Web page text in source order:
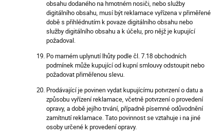
obsahu dodaného na hmotném nosiči, nebo služby
digitálního obsahu, musí být reklamace vyřízena v přiměřené
době s přihlédnutím k povaze digitálního obsahu nebo
služby digitálního obsahu a k účelu, pro nějž je kupující
požadoval.
Po marném uplynutí lhůty podle čl. 7.18 obchodních
podmínek může kupující od kupní smlouvy odstoupit nebo
požadovat přiměřenou slevu.
Prodávající je povinen vydat kupujícímu potvrzení o datu a
způsobu vyřízení reklamace, včetně potvrzení o provedení
opravy, a době jejího trvání, případně písemné odůvodnění
zamítnutí reklamace. Tato povinnost se vztahuje i na jiné
osoby určené k provedení opravy.